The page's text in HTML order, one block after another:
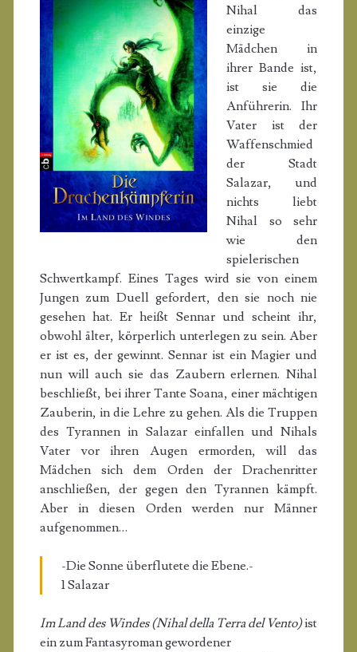
Nihal das
einzige
Mädchen in
ihrer Bande ist,
ist sie die
Anführerin. Ihr
Vater ist der
Waffenschmied
der Stadt
Salazar, und
nichts liebt
Nihal so sehr
wie den
spielerischen
Schwertkampf. Eines Tages wird sie von einem
Jungen zum Duell gefordert, den sie noch nie
gesehen hat. Er heißt Sennar und scheint ihr,
obwohl älter, körperlich unterlegen zu sein. Aber
er ist es, der gewinnt. Sennar ist ein Magier und
nun will auch sie das Zaubern erlernen. Nihal
beschließt, bei ihrer Tante Soana, einer mächtigen
Zauberin, in die Lehre zu gehen. Als die Truppen
des Tyrannen in Salazar einfallen und Nihals
Vater vor ihren Augen ermorden, will das
Mädchen sich dem Orden der Drachenritter
anschließen, der gegen den Tyrannen kämpft.
Aber in diesen Orden werden nur Männer
aufgenommen…
-Die Sonne überflutete die Ebene.-
1 Salazar
Im Land des Windes (Nihal della Terra del Vento)ist
ein zum Fantasyroman gewordener